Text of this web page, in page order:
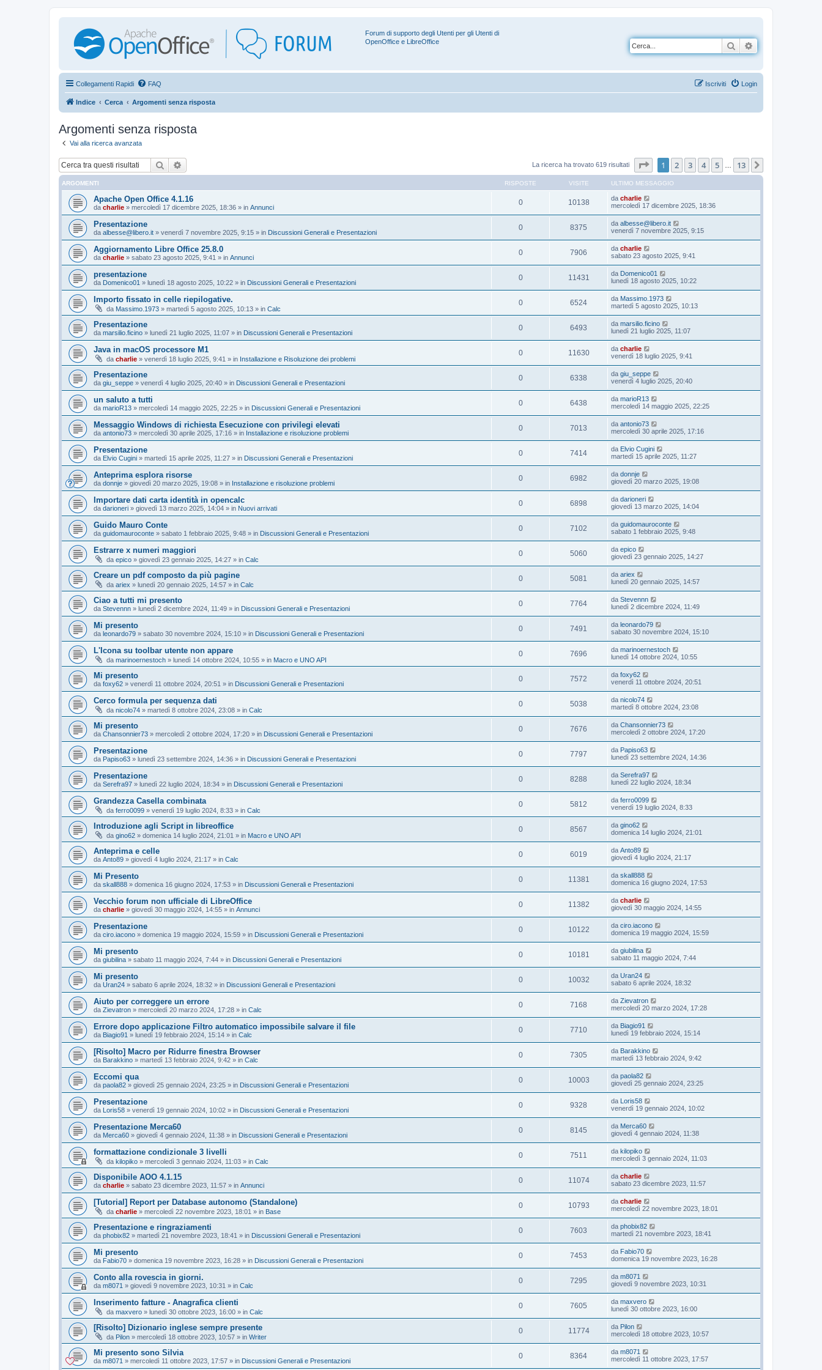
Forum di supporto degli Utenti per gli Utenti di
OpenOffice e LibreOffice
Cerca
Collegamenti Rapidi FAQ Login
Iscriviti
Indice Cerca Argomenti senza risposta
Argomenti senza risposta
Vai alla ricerca avanzata
Cerca La ricerca ha trovato 619 risultati Pagina1 di
1 2 3 4 5 13
ARGOMENTI RISPOSTE VISITE ULTIMO MESSAGGIO
Apache Open Office 4.1.16
da charlie » mercoledì 17 dicembre 2025, 18:36 » in Annunci
0 10138 da charlie
mercoledì 17 dicembre 2025, 18:36
Presentazione
da albesse@libero.it » venerdì 7 novembre 2025, 9:15 » in Discussioni Generali e Presentazioni
0 8375 da albesse@libero.it
venerdì 7 novembre 2025, 9:15
Aggiornamento Libre Office 25.8.0
da charlie » sabato 23 agosto 2025, 9:41 » in Annunci
0 7906 da charlie
sabato 23 agosto 2025, 9:41
presentazione
da Domenico01 » lunedì 18 agosto 2025, 10:22 » in Discussioni Generali e Presentazioni
0 11431 da Domenico01
lunedì 18 agosto 2025, 10:22
Importo fissato in celle riepilogative.
da Massimo.1973 » martedì 5 agosto 2025, 10:13 » in Calc
0 6524 da Massimo.1973
martedì 5 agosto 2025, 10:13
Presentazione
da marsilio.ficino » lunedì 21 luglio 2025, 11:07 » in Discussioni Generali e Presentazioni
0 6493 da marsilio.ficino
lunedì 21 luglio 2025, 11:07
Java in macOS processore M1
da charlie » venerdì 18 luglio 2025, 9:41 » in Installazione e Risoluzione dei problemi
0 11630 da charlie
venerdì 18 luglio 2025, 9:41
Presentazione
da giu_seppe » venerdì 4 luglio 2025, 20:40 » in Discussioni Generali e Presentazioni
0 6338 da giu_seppe
venerdì 4 luglio 2025, 20:40
un saluto a tutti
da marioR13 » mercoledì 14 maggio 2025, 22:25 » in Discussioni Generali e Presentazioni
0 6438 da marioR13
mercoledì 14 maggio 2025, 22:25
Messaggio Windows di richiesta Esecuzione con privilegi elevati
da antonio73 » mercoledì 30 aprile 2025, 17:16 » in Installazione e risoluzione problemi
0 7013 da antonio73
mercoledì 30 aprile 2025, 17:16
Presentazione
da Elvio Cugini » martedì 15 aprile 2025, 11:27 » in Discussioni Generali e Presentazioni
0 7414 da Elvio Cugini
martedì 15 aprile 2025, 11:27
Anteprima esplora risorse
da donnje » giovedì 20 marzo 2025, 19:08 » in Installazione e risoluzione problemi
0 6982 da donnje
giovedì 20 marzo 2025, 19:08
Importare dati carta identità in opencalc
da darioneri » giovedì 13 marzo 2025, 14:04 » in Nuovi arrivati
0 6898 da darioneri
giovedì 13 marzo 2025, 14:04
Guido Mauro Conte
da guidomauroconte » sabato 1 febbraio 2025, 9:48 » in Discussioni Generali e Presentazioni
0 7102 da guidomauroconte
sabato 1 febbraio 2025, 9:48
Estrarre x numeri maggiori
da epico » giovedì 23 gennaio 2025, 14:27 » in Calc
0 5060 da epico
giovedì 23 gennaio 2025, 14:27
Creare un pdf composto da più pagine
da ariex » lunedì 20 gennaio 2025, 14:57 » in Calc
0 5081 da ariex
lunedì 20 gennaio 2025, 14:57
Ciao a tutti mi presento
da Stevennn » lunedì 2 dicembre 2024, 11:49 » in Discussioni Generali e Presentazioni
0 7764 da Stevennn
lunedì 2 dicembre 2024, 11:49
Mi presento
da leonardo79 » sabato 30 novembre 2024, 15:10 » in Discussioni Generali e Presentazioni
0 7491 da leonardo79
sabato 30 novembre 2024, 15:10
L'Icona su toolbar utente non appare
da marinoernestoch » lunedì 14 ottobre 2024, 10:55 » in Macro e UNO API
0 7696 da marinoernestoch
lunedì 14 ottobre 2024, 10:55
Mi presento
da foxy62 » venerdì 11 ottobre 2024, 20:51 » in Discussioni Generali e Presentazioni
0 7572 da foxy62
venerdì 11 ottobre 2024, 20:51
Cerco formula per sequenza dati
da nicolo74 » martedì 8 ottobre 2024, 23:08 » in Calc
0 5038 da nicolo74
martedì 8 ottobre 2024, 23:08
Mi presento
da Chansonnier73 » mercoledì 2 ottobre 2024, 17:20 » in Discussioni Generali e Presentazioni
0 7676 da Chansonnier73
mercoledì 2 ottobre 2024, 17:20
Presentazione
da Papiso63 » lunedì 23 settembre 2024, 14:36 » in Discussioni Generali e Presentazioni
0 7797 da Papiso63
lunedì 23 settembre 2024, 14:36
Presentazione
da Serefra97 » lunedì 22 luglio 2024, 18:34 » in Discussioni Generali e Presentazioni
0 8288 da Serefra97
lunedì 22 luglio 2024, 18:34
Grandezza Casella combinata
da ferro0099 » venerdì 19 luglio 2024, 8:33 » in Calc
0 5812 da ferro0099
venerdì 19 luglio 2024, 8:33
Introduzione agli Script in libreoffice
da gino62 » domenica 14 luglio 2024, 21:01 » in Macro e UNO API
0 8567 da gino62
domenica 14 luglio 2024, 21:01
Anteprima e celle
da Anto89 » giovedì 4 luglio 2024, 21:17 » in Calc
0 6019 da Anto89
giovedì 4 luglio 2024, 21:17
Mi Presento
da skall888 » domenica 16 giugno 2024, 17:53 » in Discussioni Generali e Presentazioni
0 11381 da skall888
domenica 16 giugno 2024, 17:53
Vecchio forum non ufficiale di LibreOffice
da charlie » giovedì 30 maggio 2024, 14:55 » in Annunci
0 11382 da charlie
giovedì 30 maggio 2024, 14:55
Presentazione
da ciro.iacono » domenica 19 maggio 2024, 15:59 » in Discussioni Generali e Presentazioni
0 10122 da ciro.iacono
domenica 19 maggio 2024, 15:59
Mi presento
da giubilina » sabato 11 maggio 2024, 7:44 » in Discussioni Generali e Presentazioni
0 10181 da giubilina
sabato 11 maggio 2024, 7:44
Mi presento
da Uran24 » sabato 6 aprile 2024, 18:32 » in Discussioni Generali e Presentazioni
0 10032 da Uran24
sabato 6 aprile 2024, 18:32
Aiuto per correggere un errore
da Zievatron » mercoledì 20 marzo 2024, 17:28 » in Calc
0 7168 da Zievatron
mercoledì 20 marzo 2024, 17:28
Errore dopo applicazione Filtro automatico impossibile salvare il file
da Biagio91 » lunedì 19 febbraio 2024, 15:14 » in Calc
0 7710 da Biagio91
lunedì 19 febbraio 2024, 15:14
[Risolto] Macro per Ridurre finestra Browser
da Barakkino » martedì 13 febbraio 2024, 9:42 » in Calc
0 7305 da Barakkino
martedì 13 febbraio 2024, 9:42
Eccomi qua
da paola82 » giovedì 25 gennaio 2024, 23:25 » in Discussioni Generali e Presentazioni
0 10003 da paola82
giovedì 25 gennaio 2024, 23:25
Presentazione
da Loris58 » venerdì 19 gennaio 2024, 10:02 » in Discussioni Generali e Presentazioni
0 9328 da Loris58
venerdì 19 gennaio 2024, 10:02
Presentazione Merca60
da Merca60 » giovedì 4 gennaio 2024, 11:38 » in Discussioni Generali e Presentazioni
0 8145 da Merca60
giovedì 4 gennaio 2024, 11:38
formattazione condizionale 3 livelli
da kilopiko » mercoledì 3 gennaio 2024, 11:03 » in Calc
0 7511 da kilopiko
mercoledì 3 gennaio 2024, 11:03
Disponibile AOO 4.1.15
da charlie » sabato 23 dicembre 2023, 11:57 » in Annunci
0 11074 da charlie
sabato 23 dicembre 2023, 11:57
[Tutorial] Report per Database autonomo (Standalone)
da charlie » mercoledì 22 novembre 2023, 18:01 » in Base
0 10793 da charlie
mercoledì 22 novembre 2023, 18:01
Presentazione e ringraziamenti
da phobix82 » martedì 21 novembre 2023, 18:41 » in Discussioni Generali e Presentazioni
0 7603 da phobix82
martedì 21 novembre 2023, 18:41
Mi presento
da Fabio70 » domenica 19 novembre 2023, 16:28 » in Discussioni Generali e Presentazioni
0 7453 da Fabio70
domenica 19 novembre 2023, 16:28
Conto alla rovescia in giorni.
da m8071 » giovedì 9 novembre 2023, 10:31 » in Calc
0 7295 da m8071
giovedì 9 novembre 2023, 10:31
Inserimento fatture - Anagrafica clienti
da maxvero » lunedì 30 ottobre 2023, 16:00 » in Calc
0 7605 da maxvero
lunedì 30 ottobre 2023, 16:00
[Risolto] Dizionario inglese sempre presente
da Pilon » mercoledì 18 ottobre 2023, 10:57 » in Writer
0 11774 da Pilon
mercoledì 18 ottobre 2023, 10:57
Mi presento sono Silvia
da m8071 » mercoledì 11 ottobre 2023, 17:57 » in Discussioni Generali e Presentazioni
0 8364 da m8071
mercoledì 11 ottobre 2023, 17:57